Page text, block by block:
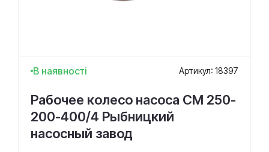
В наявності Артикул: 18397
Рабочее колесо насоса СМ 250-
200-400/4 Рыбницкий
насосный завод